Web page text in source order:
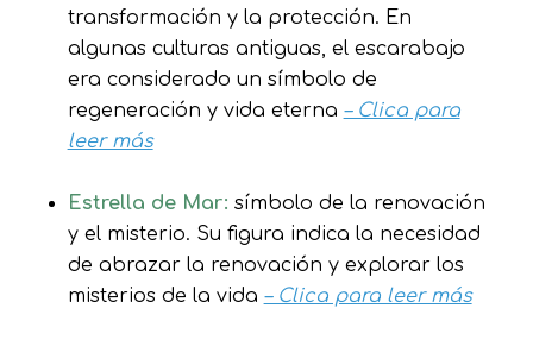
transformación y la protección. En
algunas culturas antiguas, el escarabajo
era considerado un símbolo de
regeneración y vida eterna – Clica para
leer más
Estrella de Mar: símbolo de la renovación
y el misterio. Su figura indica la necesidad
de abrazar la renovación y explorar los
misterios de la vida – Clica para leer más